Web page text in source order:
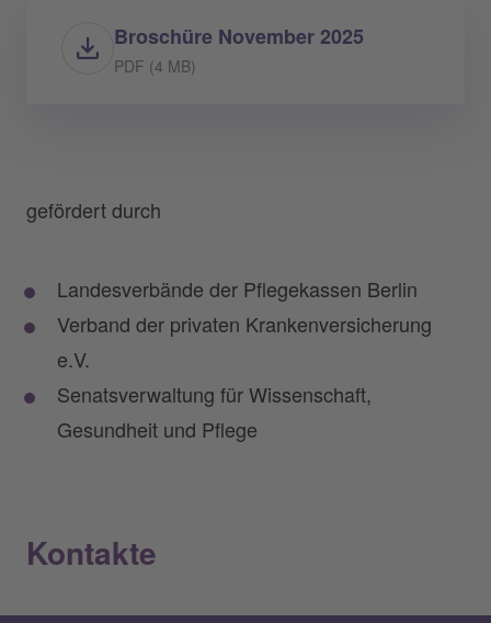
Broschüre November 2025
PDF (4 MB)
gefördert durch
Landesverbände der Pflegekassen Berlin
Verband der privaten Krankenversicherung
e.V.
Senatsverwaltung für Wissenschaft,
Gesundheit und Pflege
Kontakte